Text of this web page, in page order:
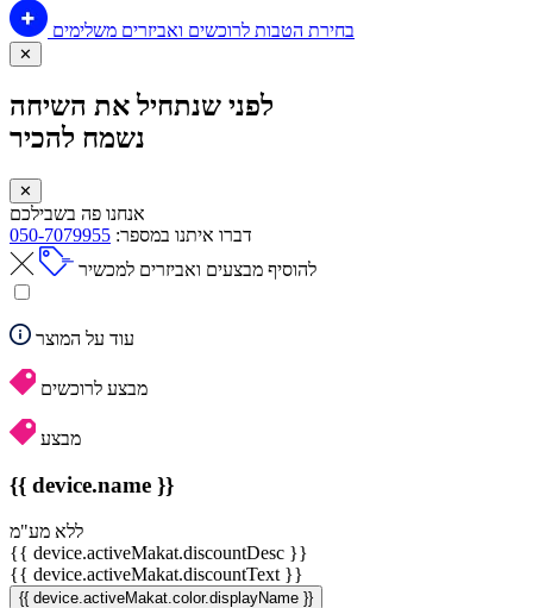
בחירת הטבות לרוכשים ואביזרים משלימים
✕
לפני שנתחיל את השיחה
נשמח להכיר
✕
אנחנו פה בשבילכם
דברו איתנו במספר: 050-7079955
להוסיף מבצעים ואביזרים למכשיר
עוד על המוצר
מבצע לרוכשים
מבצע
{{ device.name }}
ללא מע"מ
{{ device.activeMakat.discountDesc }}
{{ device.activeMakat.discountText }}
{{ device.activeMakat.color.displayName }}